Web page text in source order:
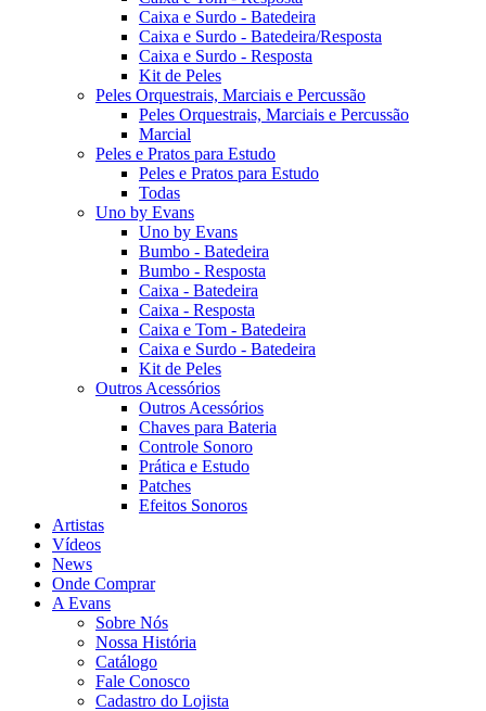
Caixa e Surdo - Batedeira
Caixa e Surdo - Batedeira/Resposta
Caixa e Surdo - Resposta
Kit de Peles
Peles Orquestrais, Marciais e Percussão
Peles Orquestrais, Marciais e Percussão
Marcial
Peles e Pratos para Estudo
Peles e Pratos para Estudo
Todas
Uno by Evans
Uno by Evans
Bumbo - Batedeira
Bumbo - Resposta
Caixa - Batedeira
Caixa - Resposta
Caixa e Tom - Batedeira
Caixa e Surdo - Batedeira
Kit de Peles
Outros Acessórios
Outros Acessórios
Chaves para Bateria
Controle Sonoro
Prática e Estudo
Patches
Efeitos Sonoros
Artistas
Vídeos
News
Onde Comprar
A Evans
Sobre Nós
Nossa História
Catálogo
Fale Conosco
Cadastro do Lojista